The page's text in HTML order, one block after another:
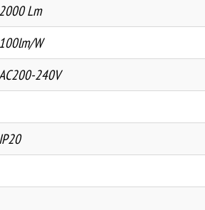
2000 Lm
100lm/W
240V
IP20